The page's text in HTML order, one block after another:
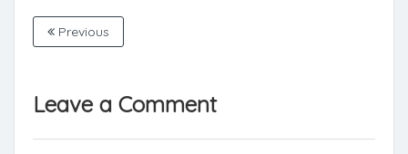
Previous
Leave a Comment